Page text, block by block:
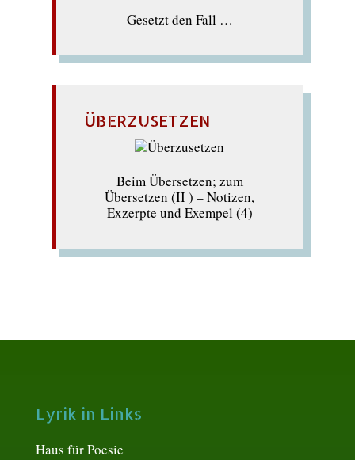
Gesetzt den Fall …
ÜBERZUSETZEN
Beim Übersetzen; zum
Übersetzen (II ) – Notizen,
Exzerpte und Exempel (4)
Lyrik in Links
Haus für Poesie